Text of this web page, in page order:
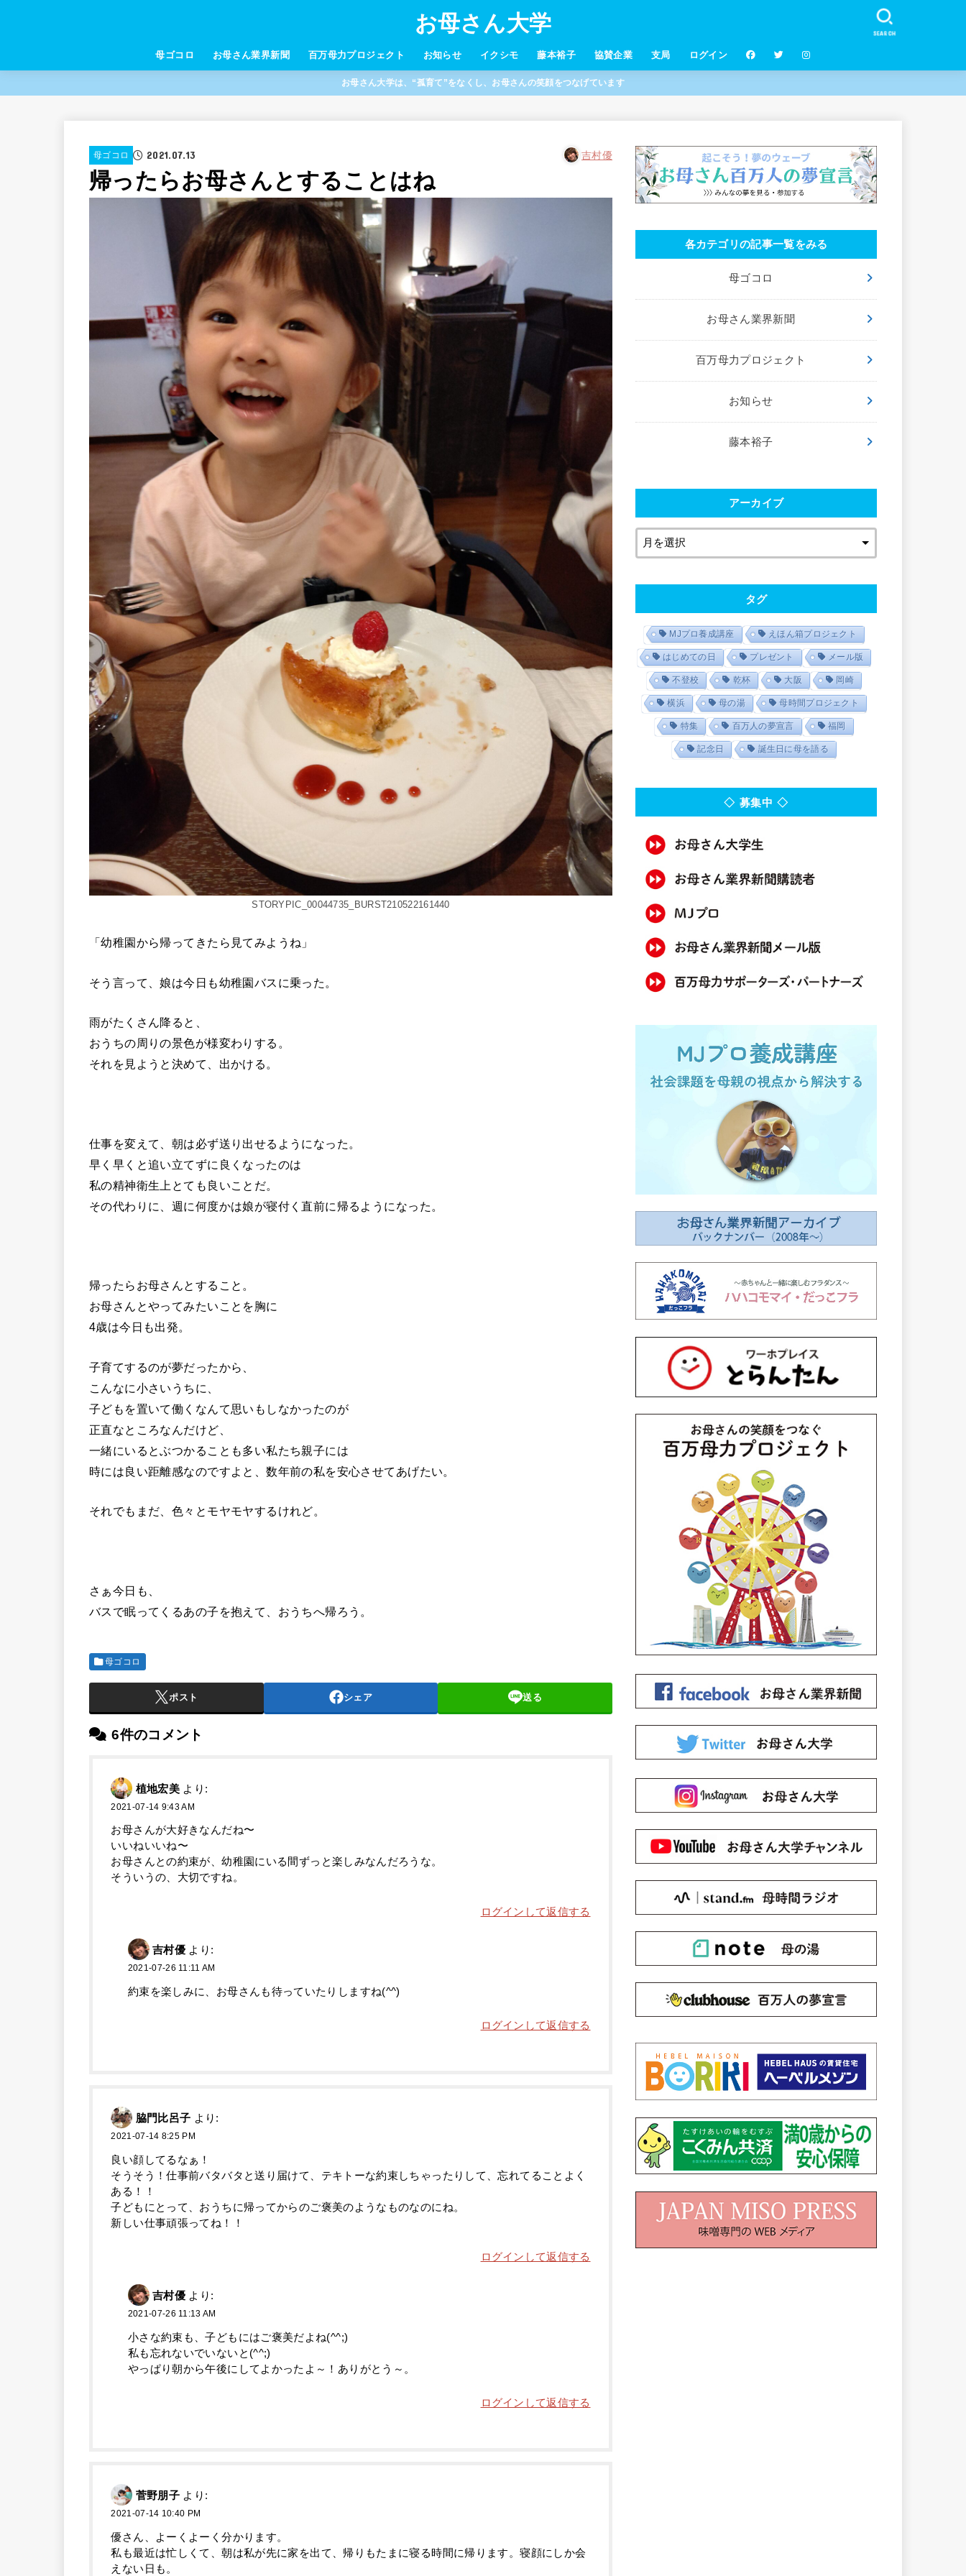
お母さん大学
母ゴコロ お母さん業界新聞 百万母力プロジェクト お知らせ イクシモ 藤本裕子 協賛企業 支局 ログイン
SEARCH
お母さん大学は、“孤育て”をなくし、お母さんの笑顔をつなげています
母ゴコロ 2021.07.13 吉村優
帰ったらお母さんとすることはね
STORYPIC_00044735_BURST210522161440
「幼稚園から帰ってきたら見てみようね」
そう言って、娘は今日も幼稚園バスに乗った。
雨がたくさん降ると、
おうちの周りの景色が様変わりする。
それを見ようと決めて、出かける。
仕事を変えて、朝は必ず送り出せるようになった。
早く早くと追い立てずに良くなったのは
私の精神衛生上とても良いことだ。
その代わりに、週に何度かは娘が寝付く直前に帰るようになった。
帰ったらお母さんとすること。
お母さんとやってみたいことを胸に
4歳は今日も出発。
子育てするのが夢だったから、
こんなに小さいうちに、
子どもを置いて働くなんて思いもしなかったのが
正直なところなんだけど、
一緒にいるとぶつかることも多い私たち親子には
時には良い距離感なのですよと、数年前の私を安心させてあげたい。
それでもまだ、色々とモヤモヤするけれど。
さぁ今日も、
バスで眠ってくるあの子を抱えて、おうちへ帰ろう。
母ゴコロ
ポスト シェア 送る
6件のコメント
植地宏美 より:
2021-07-14 9:43 AM
お母さんが大好きなんだね〜
いいねいいね〜
お母さんとの約束が、幼稚園にいる間ずっと楽しみなんだろうな。
そういうの、大切ですね。
ログインして返信する
吉村優 より:
2021-07-26 11:11 AM
約束を楽しみに、お母さんも待っていたりしますね(^^)
ログインして返信する
脇門比呂子 より:
2021-07-14 8:25 PM
良い顔してるなぁ！
そうそう！仕事前バタバタと送り届けて、テキトーな約束しちゃったりして、忘れてることよく
ある！！
子どもにとって、おうちに帰ってからのご褒美のようなものなのにね。
新しい仕事頑張ってね！！
ログインして返信する
吉村優 より:
2021-07-26 11:13 AM
小さな約束も、子どもにはご褒美だよね(^^;)
私も忘れないでいないと(^^;)
やっぱり朝から午後にしてよかったよ～！ありがとう～。
ログインして返信する
菅野朋子 より:
2021-07-14 10:40 PM
優さん、よーくよーく分かります。
私も最近は忙しくて、朝は私が先に家を出て、帰りもたまに寝る時間に帰ります。寝顔にしか会
えない日も。
各カテゴリの記事一覧をみる
母ゴコロ
お母さん業界新聞
百万母力プロジェクト
お知らせ
藤本裕子
アーカイブ
タグ
MJプロ養成講座 えほん箱プロジェクト
はじめての日 プレゼント メール版
不登校 乾杯 大阪 岡崎
横浜 母の湯 母時間プロジェクト
特集 百万人の夢宣言 福岡
記念日 誕生日に母を語る
◇ 募集中 ◇